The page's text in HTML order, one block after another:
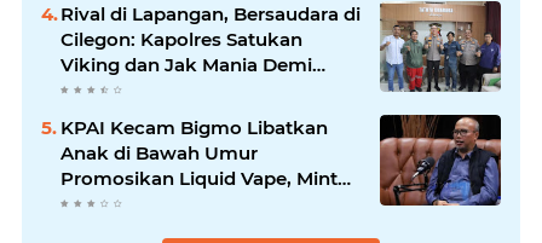
Rival di Lapangan, Bersaudara di
Cilegon: Kapolres Satukan
Viking dan Jak Mania Demi
Nobar Damai Piala Presiden
KPAI Kecam Bigmo Libatkan
Anak di Bawah Umur
Promosikan Liquid Vape, Minta
Aparat Bertindak Tegas